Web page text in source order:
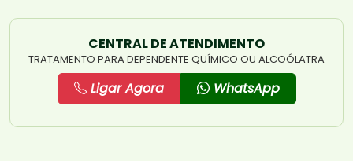
CENTRAL DE ATENDIMENTO
TRATAMENTO PARA DEPENDENTE QUÍMICO OU ALCOÓLATRA
Ligar Agora WhatsApp